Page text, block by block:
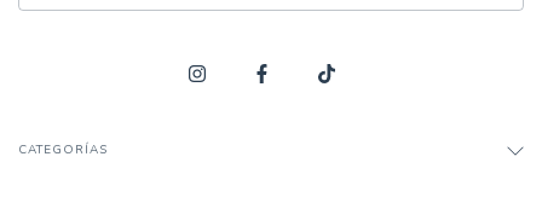
CATEGORÍAS